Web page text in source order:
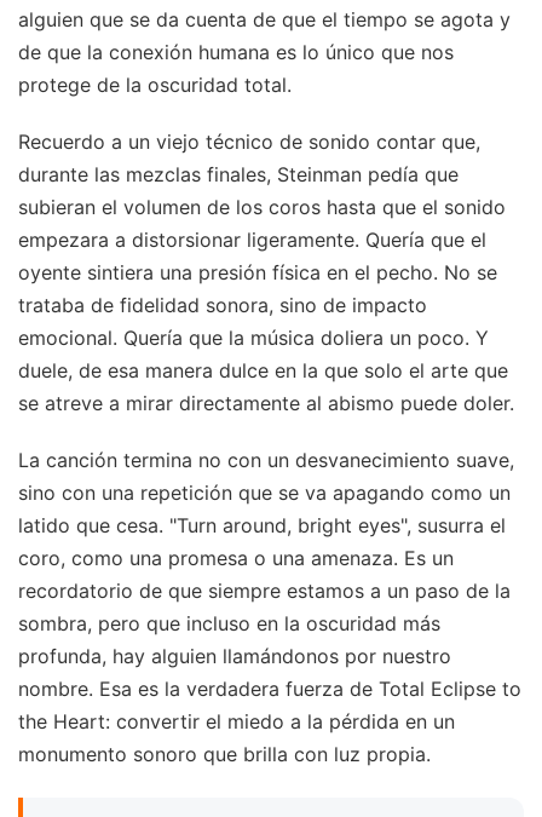
alguien que se da cuenta de que el tiempo se agota y
de que la conexión humana es lo único que nos
protege de la oscuridad total.
Recuerdo a un viejo técnico de sonido contar que,
durante las mezclas finales, Steinman pedía que
subieran el volumen de los coros hasta que el sonido
empezara a distorsionar ligeramente. Quería que el
oyente sintiera una presión física en el pecho. No se
trataba de fidelidad sonora, sino de impacto
emocional. Quería que la música doliera un poco. Y
duele, de esa manera dulce en la que solo el arte que
se atreve a mirar directamente al abismo puede doler.
La canción termina no con un desvanecimiento suave,
sino con una repetición que se va apagando como un
latido que cesa. "Turn around, bright eyes", susurra el
coro, como una promesa o una amenaza. Es un
recordatorio de que siempre estamos a un paso de la
sombra, pero que incluso en la oscuridad más
profunda, hay alguien llamándonos por nuestro
nombre. Esa es la verdadera fuerza de Total Eclipse to
the Heart: convertir el miedo a la pérdida en un
monumento sonoro que brilla con luz propia.